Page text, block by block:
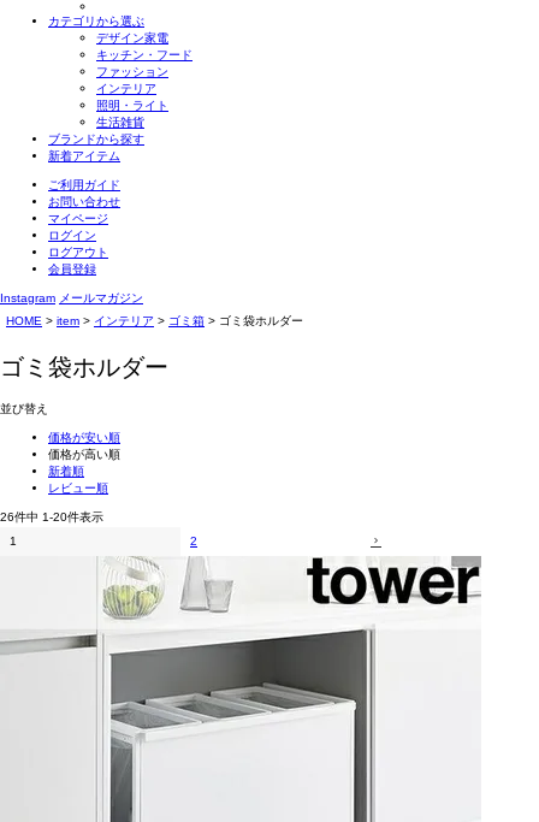
カテゴリから選ぶ
デザイン家電
キッチン・フード
ファッション
インテリア
照明・ライト
生活雑貨
ブランドから探す
新着アイテム
ご利用ガイド
お問い合わせ
マイページ
ログイン
ログアウト
会員登録
Instagram メールマガジン
HOME
item インテリア ゴミ箱 ゴミ袋ホルダー
ゴミ袋ホルダー
並び替え
価格が安い順
価格が高い順
新着順
レビュー順
26件中 1-20件表示
1
2